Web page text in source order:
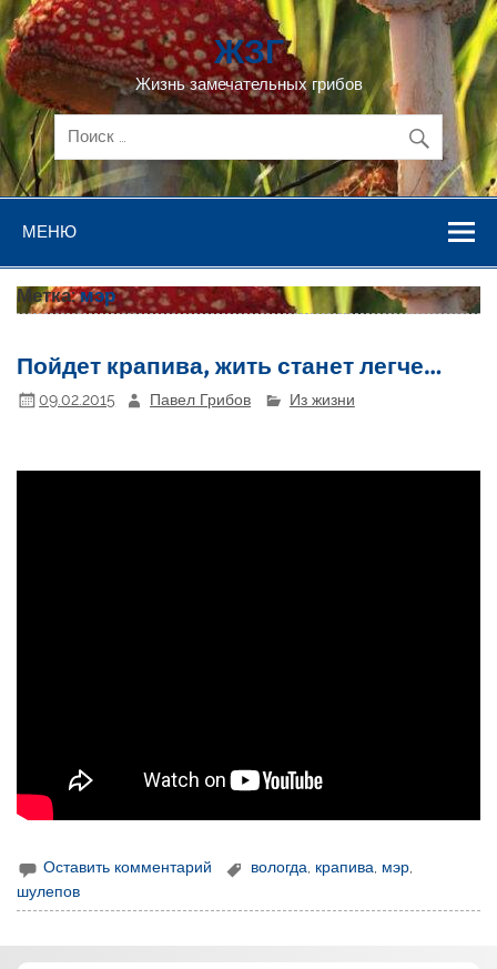
Перейти
к
содержимому
ЖЗГ
Жизнь замечательных грибов
МЕНЮ
Метка:мэр
Пойдет крапива, жить станет легче…
09.02.2015 Павел Грибов Из жизни
Оставить комментарий вологда крапива мэр
шулепов